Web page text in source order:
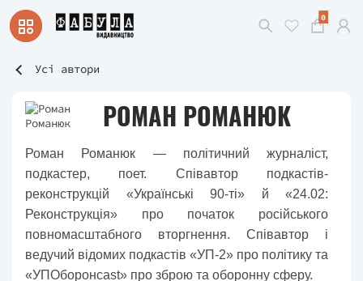
0
Усі автори
РОМАН РОМАНЮК
Роман Романюк — політичний журналіст,
подкастер, поет. Співавтор подкастів-
реконструкцій «Українські 90-ті» й «24.02:
Реконструкція» про початок російського
повномасштабного вторгнення. Співавтор і
ведучий відомих подкастів «УП-2» про політику та
«УПОборонcast» про зброю та оборонну сферу.